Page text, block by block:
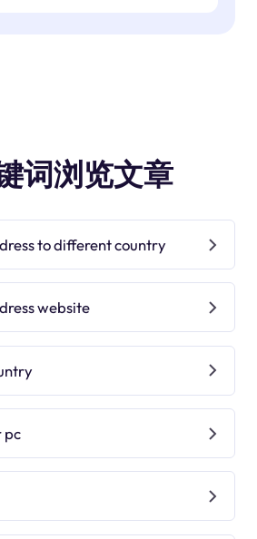
词浏览文章
to different country
website
pc